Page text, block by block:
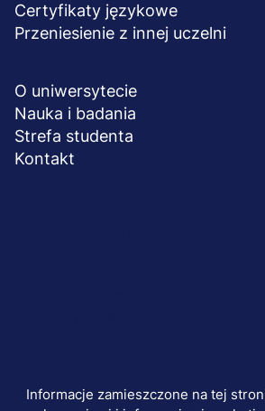
Certyfikaty językowe
Przeniesienie z innej uczelni
O uniwersytecie
Nauka i badania
Strefa studenta
Kontakt
Informacje zamieszczone na tej